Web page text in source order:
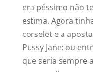
era péssimo não
estima. Agora
corselet e a
Pussy Jane; ou
que seria sempre